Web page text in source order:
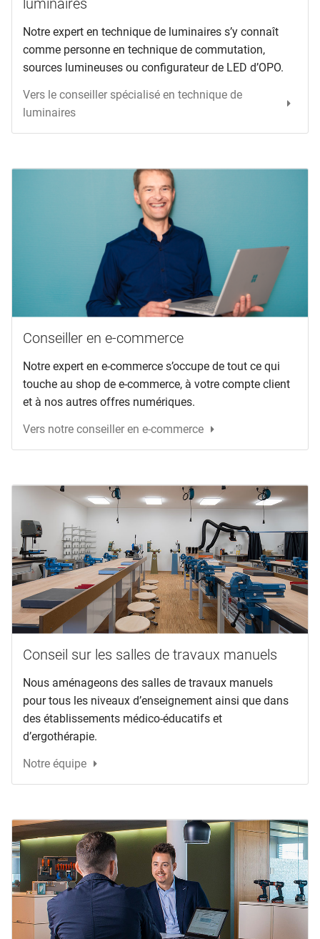
luminaires
Notre expert en technique de luminaires s’y connaît
comme personne en technique de commutation,
sources lumineuses ou configurateur de LED d’OPO.
Vers le conseiller spécialisé en technique de
luminaires
Conseiller en e-commerce
Notre expert en e-commerce s’occupe de tout ce qui
touche au shop de e-commerce, à votre compte client
et à nos autres offres numériques.
Vers notre conseiller en e-commerce
Conseil sur les salles de travaux manuels
Nous aménageons des salles de travaux manuels
pour tous les niveaux d’enseignement ainsi que dans
des établissements médico-éducatifs et
d’ergothérapie.
Notre équipe